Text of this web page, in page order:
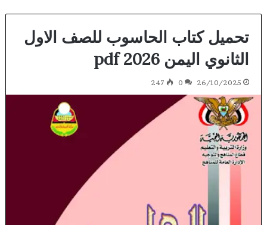
تحميل كتاب الحاسوب للصف الاول
الثانوي اليمن 2026 pdf
26/10/2025
0
247